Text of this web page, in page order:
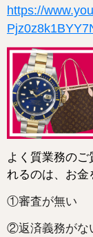
https://
よく質業務の
れるのは、お金
①審査が無い
②返済義務がな